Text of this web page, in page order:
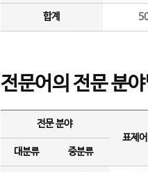
합계
전문어의 전문 분
전문 분야
표제
대분류
중분류